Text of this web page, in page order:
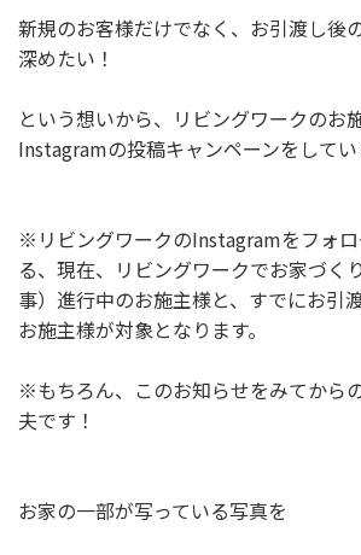
新規のお客様だけでなく、お引渡し後
深めたい！
という想いから、リビングワークのお
Instagramの投稿キャンペーンをしてい
※リビングワークのInstagramをフォ
る、現在、リビングワークでお家づく
事）進行中のお施主様と、すでにお引
お施主様が対象となります。
※もちろん、このお知らせをみてから
夫です！
お家の一部が写っている写真を